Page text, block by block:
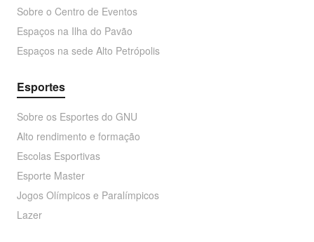
Sobre o Centro de Eventos
Espaços na Ilha do Pavão
Espaços na sede Alto Petrópolis
Esportes
Sobre os Esportes do GNU
Alto rendimento e formação
Escolas Esportivas
Esporte Master
Jogos Olímpicos e Paralímpicos
Lazer